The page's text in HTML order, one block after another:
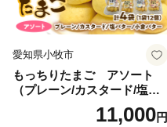
愛知県小牧市
もっちりたまご アソート
（プレーン/カスタード/塩バ
ター/小倉バター）11,000円